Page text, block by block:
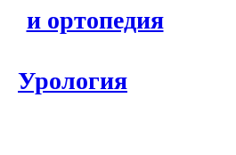
и ортопедия
Урология